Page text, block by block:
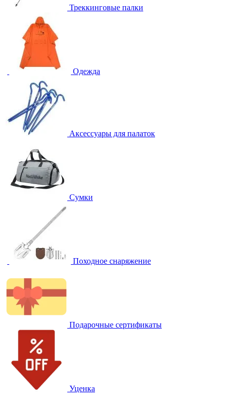
Треккинговые палки
Одежда
Аксессуары для палаток
Сумки
Походное снаряжение
Подарочные сертификаты
Уценка